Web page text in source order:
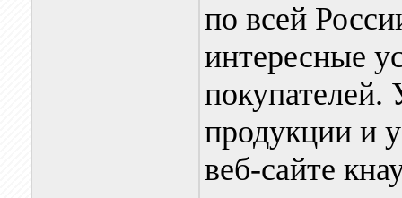
по всей
интересные
покупателей.
продукции и
веб-сайте